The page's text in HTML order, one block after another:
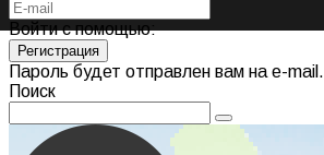
Войти с помощью:
Пароль будет отправлен вам на e-mail.
Поиск